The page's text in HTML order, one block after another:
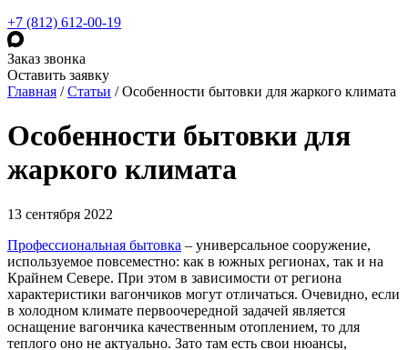
+7 (812) 612-00-19
Заказ звонка
Оставить заявку
Главная /Статьи /Особенности бытовки для жаркого климата
Особенности бытовки для
жаркого климата
13 сентября 2022
Профессиональная бытовка – универсальное сооружение,
используемое повсеместно: как в южных регионах, так и на
Крайнем Севере. При этом в зависимости от региона
характеристики вагончиков могут отличаться. Очевидно, если
в холодном климате первоочередной задачей является
оснащение вагончика качественным отоплением, то для
теплого оно не актуально. Зато там есть свои нюансы,